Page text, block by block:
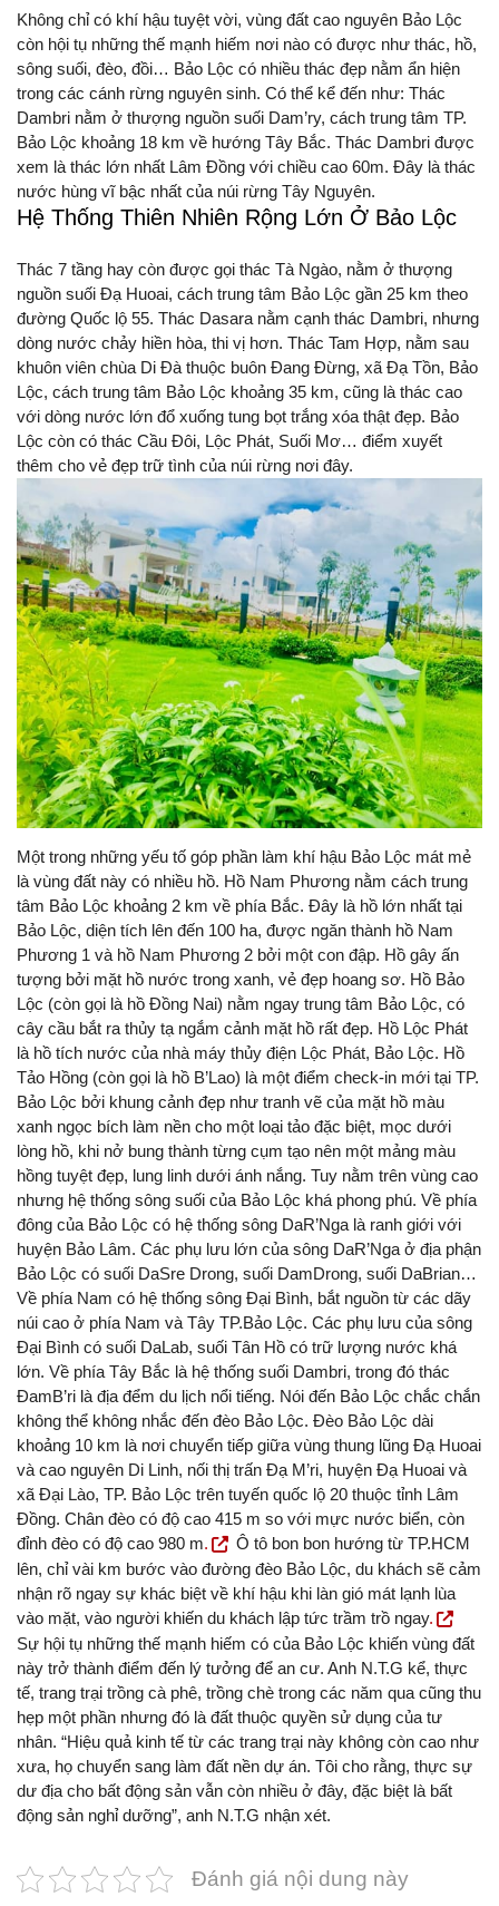
Không chỉ có khí hậu tuyệt vời, vùng đất cao nguyên Bảo Lộc
còn hội tụ những thế mạnh hiếm nơi nào có được như thác, hồ,
sông suối, đèo, đồi… Bảo Lộc có nhiều thác đẹp nằm ẩn hiện
trong các cánh rừng nguyên sinh. Có thể kể đến như: Thác
Dambri nằm ở thượng nguồn suối Dam’ry, cách trung tâm TP.
Bảo Lộc khoảng 18 km về hướng Tây Bắc. Thác Dambri được
xem là thác lớn nhất Lâm Đồng với chiều cao 60m. Đây là thác
nước hùng vĩ bậc nhất của núi rừng Tây Nguyên.
Hệ Thống Thiên Nhiên Rộng Lớn Ở Bảo Lộc
Thác 7 tầng hay còn được gọi thác Tà Ngào, nằm ở thượng
nguồn suối Đạ Huoai, cách trung tâm Bảo Lộc gần 25 km theo
đường Quốc lộ 55. Thác Dasara nằm cạnh thác Dambri, nhưng
dòng nước chảy hiền hòa, thi vị hơn. Thác Tam Hợp, nằm sau
khuôn viên chùa Di Đà thuộc buôn Đang Đừng, xã Đạ Tồn, Bảo
Lộc, cách trung tâm Bảo Lộc khoảng 35 km, cũng là thác cao
với dòng nước lớn đổ xuống tung bọt trắng xóa thật đẹp. Bảo
Lộc còn có thác Cầu Đôi, Lộc Phát, Suối Mơ… điểm xuyết
thêm cho vẻ đẹp trữ tình của núi rừng nơi đây.
Một trong những yếu tố góp phần làm khí hậu Bảo Lộc mát mẻ
là vùng đất này có nhiều hồ. Hồ Nam Phương nằm cách trung
tâm Bảo Lộc khoảng 2 km về phía Bắc. Đây là hồ lớn nhất tại
Bảo Lộc, diện tích lên đến 100 ha, được ngăn thành hồ Nam
Phương 1 và hồ Nam Phương 2 bởi một con đập. Hồ gây ấn
tượng bởi mặt hồ nước trong xanh, vẻ đẹp hoang sơ. Hồ Bảo
Lộc (còn gọi là hồ Đồng Nai) nằm ngay trung tâm Bảo Lộc, có
cây cầu bắt ra thủy tạ ngắm cảnh mặt hồ rất đẹp. Hồ Lộc Phát
là hồ tích nước của nhà máy thủy điện Lộc Phát, Bảo Lộc. Hồ
Tảo Hồng (còn gọi là hồ B’Lao) là một điểm check-in mới tại TP.
Bảo Lộc bởi khung cảnh đẹp như tranh vẽ của mặt hồ màu
xanh ngọc bích làm nền cho một loại tảo đặc biệt, mọc dưới
lòng hồ, khi nở bung thành từng cụm tạo nên một mảng màu
hồng tuyệt đẹp, lung linh dưới ánh nắng. Tuy nằm trên vùng cao
nhưng hệ thống sông suối của Bảo Lộc khá phong phú. Về phía
đông của Bảo Lộc có hệ thống sông DaR’Nga là ranh giới với
huyện Bảo Lâm. Các phụ lưu lớn của sông DaR’Nga ở địa phận
Bảo Lộc có suối DaSre Drong, suối DamDrong, suối DaBrian…
Về phía Nam có hệ thống sông Đại Bình, bắt nguồn từ các dãy
núi cao ở phía Nam và Tây TP.Bảo Lộc. Các phụ lưu của sông
Đại Bình có suối DaLab, suối Tân Hồ có trữ lượng nước khá
lớn. Về phía Tây Bắc là hệ thống suối Dambri, trong đó thác
ĐamB’ri là địa đểm du lịch nổi tiếng. Nói đến Bảo Lộc chắc chắn
không thể không nhắc đến đèo Bảo Lộc. Đèo Bảo Lộc dài
khoảng 10 km là nơi chuyển tiếp giữa vùng thung lũng Đạ Huoai
và cao nguyên Di Linh, nối thị trấn Đạ M’ri, huyện Đạ Huoai và
xã Đại Lào, TP. Bảo Lộc trên tuyến quốc lộ 20 thuộc tỉnh Lâm
Đồng. Chân đèo có độ cao 415 m so với mực nước biển, còn
đỉnh đèo có độ cao 980 m.
Ô tô bon bon hướng từ TP.HCM
lên, chỉ vài km bước vào đường đèo Bảo Lộc, du khách sẽ cảm
nhận rõ ngay sự khác biệt về khí hậu khi làn gió mát lạnh lùa
vào mặt, vào người khiến du khách lập tức trầm trồ ngay.
Sự hội tụ những thế mạnh hiếm có của Bảo Lộc khiến vùng đất
này trở thành điểm đến lý tưởng để an cư. Anh N.T.G kể, thực
tế, trang trại trồng cà phê, trồng chè trong các năm qua cũng thu
hẹp một phần nhưng đó là đất thuộc quyền sử dụng của tư
nhân. “Hiệu quả kinh tế từ các trang trại này không còn cao như
xưa, họ chuyển sang làm đất nền dự án. Tôi cho rằng, thực sự
dư địa cho bất động sản vẫn còn nhiều ở đây, đặc biệt là bất
động sản nghỉ dưỡng”, anh N.T.G nhận xét.
Đánh giá nội dung này